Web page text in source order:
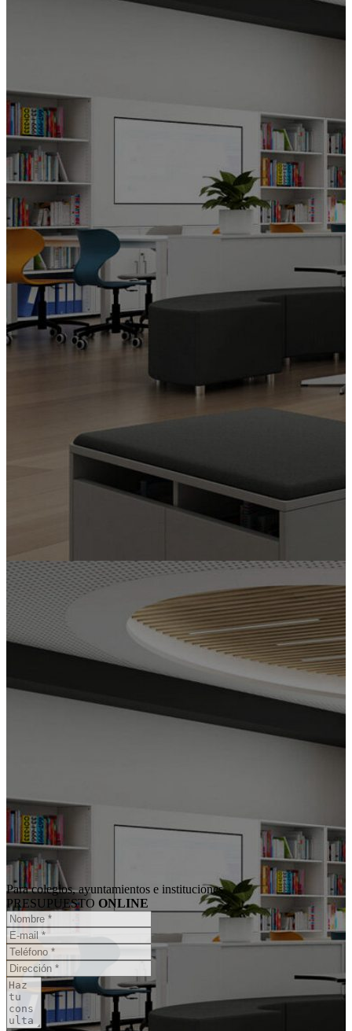
Para colegios, ayuntamientos e instituciones
PRESUPUESTO ONLINE